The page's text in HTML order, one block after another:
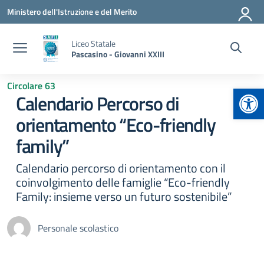
Vai ai contenuti
Vai al menu di navigazione
Vai al footer
Ministero dell'Istruzione e del Merito
Liceo Statale
Pascasino - Giovanni XXIII
Circolare 63
Calendario Percorso di
orientamento “Eco-friendly
family”
Calendario percorso di orientamento con il
coinvolgimento delle famiglie “Eco-friendly
Family: insieme verso un futuro sostenibile”
Personale scolastico